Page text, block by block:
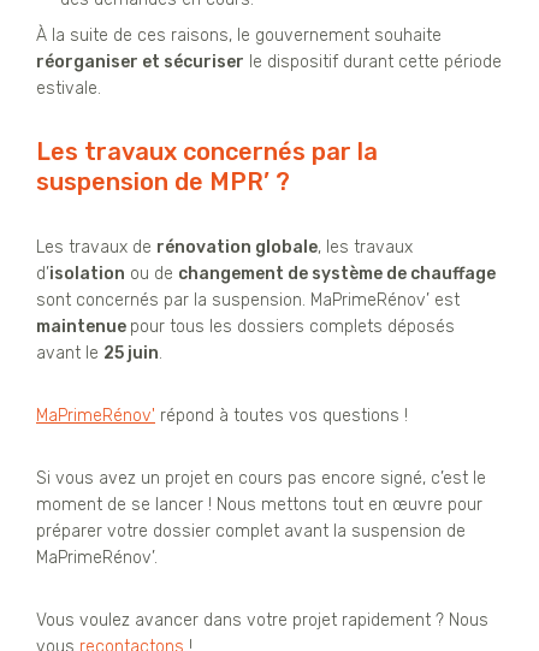
À la suite de ces raisons, le gouvernement souhaite
réorganiser et sécuriser le dispositif durant cette période
estivale.
Les travaux concernés par la
suspension de MPR’ ?
Les travaux de rénovation globale, les travaux
d’isolation ou de changement de système de chauffage
sont concernés par la suspension. MaPrimeRénov’ est
maintenue pour tous les dossiers complets déposés
avant le 25 juin.
MaPrimeRénov' répond à toutes vos questions !
Si vous avez un projet en cours pas encore signé, c’est le
moment de se lancer ! Nous mettons tout en œuvre pour
préparer votre dossier complet avant la suspension de
MaPrimeRénov’.
Vous voulez avancer dans votre projet rapidement ? Nous